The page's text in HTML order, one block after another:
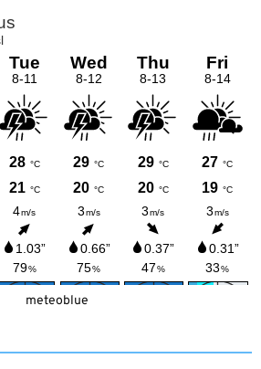
meteoblue